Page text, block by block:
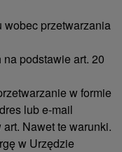
wobec przetwarzania
podstawie art. 20
w formie
lub e-mail
Nawet te warunki.
w Urzędzie